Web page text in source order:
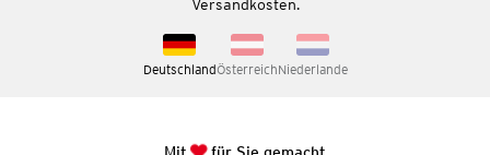
Versandkosten.
DeutschlandÖsterreichNiederlande